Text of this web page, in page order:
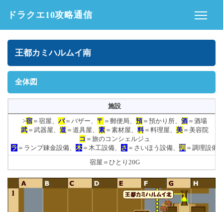
ドラクエ10攻略通信
王都カミハルムイ南
全体図
施設
>宿＝宿屋、 バ＝バザー、 〒 ＝郵便局、 預＝預かり所、 酒＝酒場
武＝武器屋、 道＝道具屋、 素＝素材屋、 料＝料理屋、 美＝美容院
コ ＝旅のコンシェルジュ
ラ ＝ランプ錬金設備、 木 ＝木工設備、 さ ＝さいほう設備、 調 ＝調理設備
宿屋＝ひとり20G